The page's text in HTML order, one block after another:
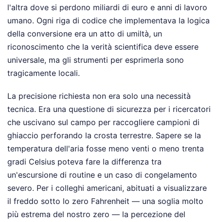
l'altra dove si perdono miliardi di euro e anni di lavoro
umano. Ogni riga di codice che implementava la logica
della conversione era un atto di umiltà, un
riconoscimento che la verità scientifica deve essere
universale, ma gli strumenti per esprimerla sono
tragicamente locali.
La precisione richiesta non era solo una necessità
tecnica. Era una questione di sicurezza per i ricercatori
che uscivano sul campo per raccogliere campioni di
ghiaccio perforando la crosta terrestre. Sapere se la
temperatura dell'aria fosse meno venti o meno trenta
gradi Celsius poteva fare la differenza tra
un'escursione di routine e un caso di congelamento
severo. Per i colleghi americani, abituati a visualizzare
il freddo sotto lo zero Fahrenheit — una soglia molto
più estrema del nostro zero — la percezione del